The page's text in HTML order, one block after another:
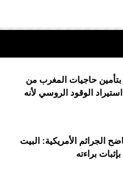
بتأمين حاجيات المغرب من
الوقود الروسي لأنه
الجرائم الأمريكية: البيت
براءته